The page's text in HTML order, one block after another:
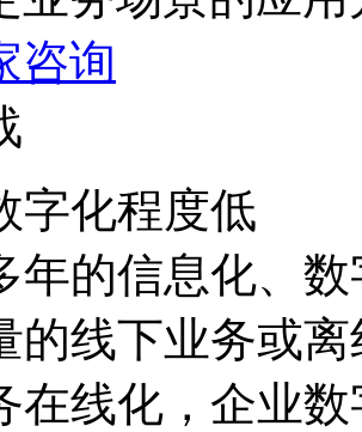
咨询
字化程度低
的信息化、
线下业务或离线
在线化，企